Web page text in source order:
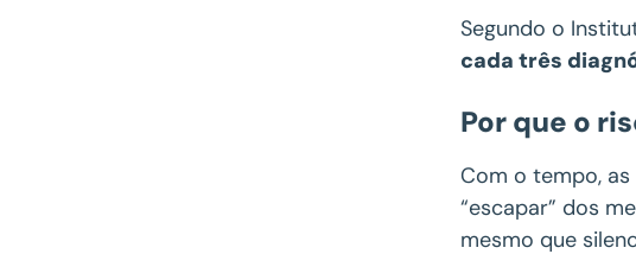
Segundo o
cada três
Por que o
Com o tempo,
“escapar” dos
mesmo que